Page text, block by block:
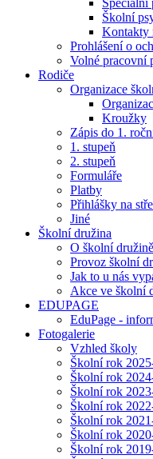
Speciální
Školní
Kontakty
Prohlášení o
Volné pracovní
Rodiče
Organizace
Kroužky
Zápis do 1.
1. stupeň
2. stupeň
Formuláře
Platby
Přihlášky na
Jiné
Školní družina
O školní družině
Provoz školní
Jak to u nás
Akce ve školní
EDUPAGE
EduPage -
Fotogalerie
Vzhled školy
Školní rok
Školní rok
Školní rok
Školní rok
Školní rok
Školní rok
Školní rok